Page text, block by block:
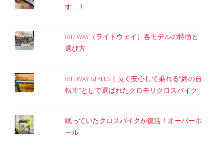
す…！
RITEWAY（ライトウェイ）各モデルの特徴と
選び方
RITEWAY STYLES｜長く安心して乗れる“終の自
転車”として選ばれたクロモリクロスバイク
眠っていたクロスバイクが復活！オーバーホ
ール